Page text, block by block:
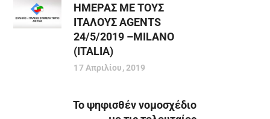
ΗΜΕΡΑΣ ΜΕ ΤΟΥΣ
ΙΤΑΛΟΥΣ AGENTS
24/5/2019 –MILANO
(ITALIA)
17 Απριλίου, 2019
Το ψηφισθέν νομοσχέδιο